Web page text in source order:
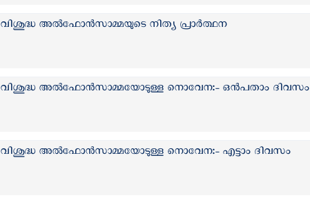
വിശുദ്ധ അല്‍ഫോന്‍സാമ്മയുടെ നിത്യ പ്രാര്‍ത്ഥന
വിശുദ്ധ അല്‍ഫോന്‍സാമ്മയോടുള്ള നൊവേന:- ഒന്‍പതാം ദിവസം
വിശുദ്ധ അല്‍ഫോന്‍സാമ്മയോടുള്ള നൊവേന:- എട്ടാം ദിവസം